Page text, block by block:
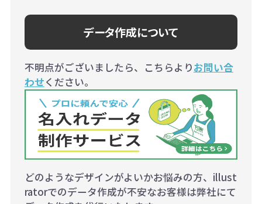
データ作成について
不明点がございましたら、こちらよりお問い合
わせください。
どのようなデザインがよいかお悩みの方、illust
ratorでのデータ作成が不安なお客様は弊社にて